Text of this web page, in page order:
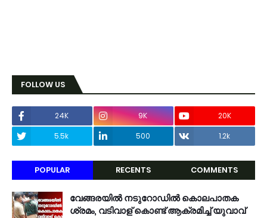
FOLLOW US
24K 9K
20K
5.5k
500 1.2k
POPULAR RECENTS COMMENTS
വേങ്ങരയിൽ നടുറോഡിൽ കൊലപാതക
ശ്രമം, വടിവാള് കൊണ്ട് ആക്രമിച്ച് യുവാവ്